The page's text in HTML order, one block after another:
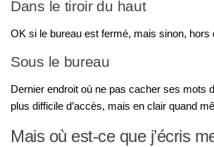
Dans le tiroir du haut
OK si le bureau est fermé, mais sinon, hors
Sous le bureau
Dernier endroit où ne pas cacher ses mots
plus difficile d’accès, mais en clair quand
Mais où est-ce que j’écris